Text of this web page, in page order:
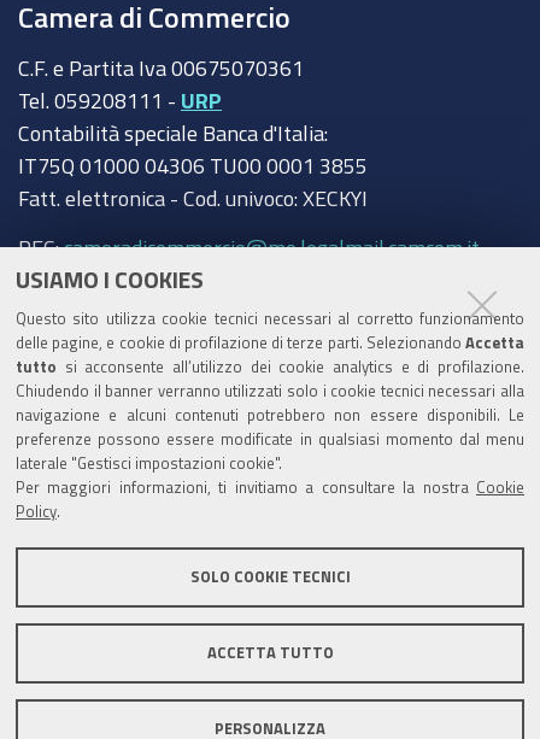
USIAMO I COOKIES
Questo sito utilizza cookie tecnici necessari al corretto funzionamento
delle pagine, e cookie di profilazione di terze parti. Selezionando Accetta
tutto si acconsente all’utilizzo dei cookie analytics e di profilazione.
Chiudendo il banner verranno utilizzati solo i cookie tecnici necessari alla
navigazione e alcuni contenuti potrebbero non essere disponibili. Le
preferenze possono essere modificate in qualsiasi momento dal menu
laterale "Gestisci impostazioni cookie".
Per maggiori informazioni, ti invitiamo a consultare la nostra Cookie
Policy
SOLO COOKIE TECNICI
ACCETTA TUTTO
PERSONALIZZA
Camera di Commercio
C.F. e Partita Iva 00675070361
Tel. 059208111 - URP
Contabilità speciale Banca d'Italia:
IT75Q 01000 04306 TU00 0001 3855
Fatt. elettronica - Cod. univoco: XECKYI
PEC:cameradicommercio@mo.legalmail.camcom.it
Trasparenza
Amministrazione trasparente
Albo Camerale
Pubblicità Legale
Area riservata Amministratori
Informativa generale
Informative privacy
Accessibilità
Note legali